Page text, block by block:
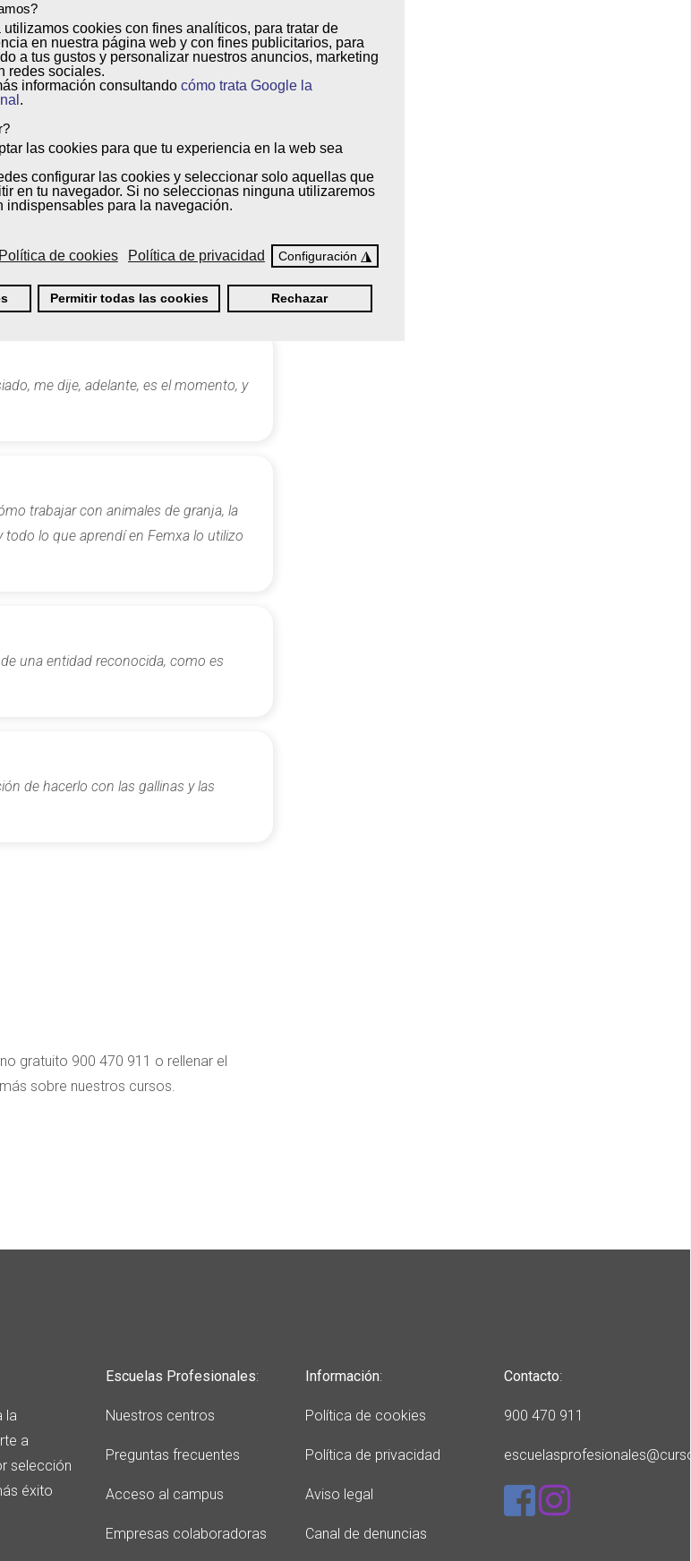
utilizamos cookies con fines analíticos, para tratar de
en nuestra página web y con fines publicitarios, para
a tus gustos y personalizar nuestros anuncios, marketing
redes sociales.
información consultando cómo trata Google la
.
las cookies para que tu experiencia en la web sea
configurarlas cookies y seleccionar solo aquellas que
en tu navegador. Si no seleccionas ninguna utilizaremos
indispensables para la navegación.
Política de cookies Política de privacidad Configuración ◮
Permitir todas las cookies Rechazar
adquiridas y obtener
te asesoraremos en todo
me dije, adelante, es el momento, y
trabajar con animales de granja, la
lo que aprendí en Femxa lo utilizo
una entidad reconocida, como es
de hacerlo con las gallinas y las
gratuito 900 470 911 o rellenar el
sobre nuestros cursos.
la
a
selección
éxito
Escuelas Profesionales:
Nuestros centros
Preguntas frecuentes
Acceso al campus
Empresas colaboradoras
Información:
Política de cookies
Política de privacidad
Aviso legal
Canal de denuncias
Contacto:
900 470 911
escuelasprofesionales